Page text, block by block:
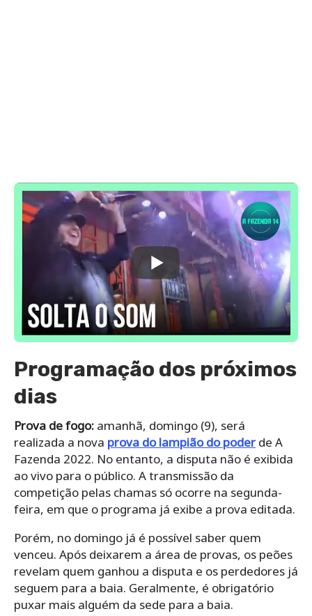
Programação dos próximos
dias
Prova de fogo: amanhã, domingo (9), será
realizada a nova prova do lampião do poder de A
Fazenda 2022. No entanto, a disputa não é exibida
ao vivo para o público. A transmissão da
competição pelas chamas só ocorre na segunda-
feira, em que o programa já exibe a prova editada.
Porém, no domingo já é possível saber quem
venceu. Após deixarem a área de provas, os peões
revelam quem ganhou a disputa e os perdedores já
seguem para a baia. Geralmente, é obrigatório
puxar mais alguém da sede para a baia.